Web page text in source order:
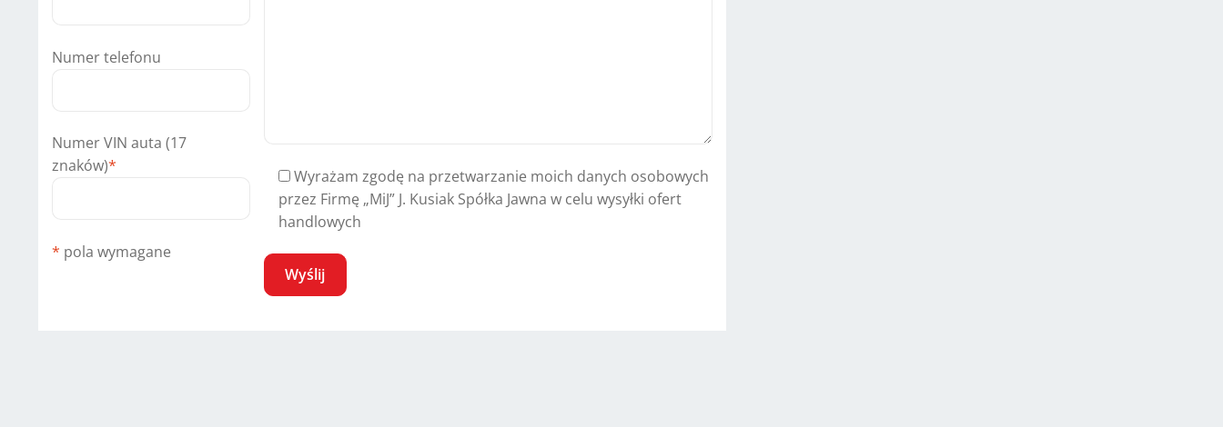
Numer telefonu
Numer VIN auta (17
znaków)*
* pola wymagane
Wyrażam zgodę na przetwarzanie moich danych osobowych
przez Firmę „MiJ” J. Kusiak Spółka Jawna w celu wysyłki ofert
handlowych